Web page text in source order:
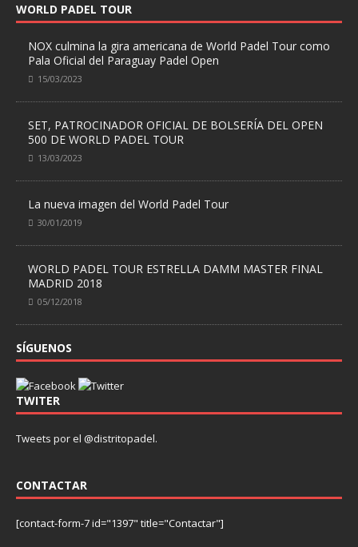
WORLD PADEL TOUR
NOX culmina la gira americana de World Padel Tour como
Pala Oficial del Paraguay Padel Open
15/03/2023
SET, PATROCINADOR OFICIAL DE BOLSERÍA DEL OPEN
500 DE WORLD PADEL TOUR
13/03/2023
La nueva imagen del World Padel Tour
30/01/2019
WORLD PADEL TOUR ESTRELLA DAMM MASTER FINAL
MADRID 2018
05/12/2018
SÍGUENOS
TWITER
Tweets por el @distritopadel.
CONTACTAR
[contact-form-7 id="1397" title="Contactar"]